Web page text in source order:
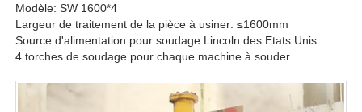
Modèle: SW 1600*4
Largeur de traitement de la pièce à usiner: ≤1600mm
Source d'alimentation pour soudage Lincoln des Etats Unis
4 torches de soudage pour chaque machine à souder